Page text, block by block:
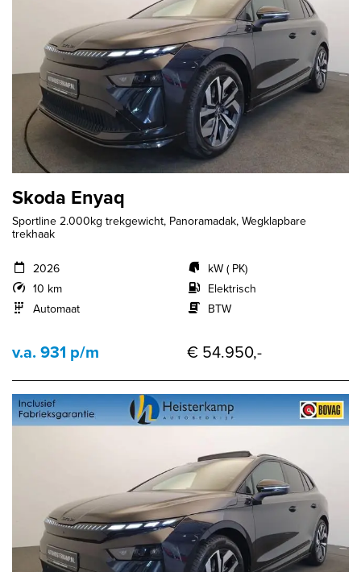
Skoda Enyaq
Sportline 2.000kg trekgewicht, Panoramadak, Wegklapbare
trekhaak
2026
10 km
Automaat
kW ( PK)
Elektrisch
BTW
v.a. 931 p/m € 54.950,-